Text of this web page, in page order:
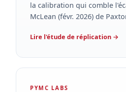
la calibration qui comble
McLean (févr. 2026) de
Lire l'étude de réplication →
PYMC LABS